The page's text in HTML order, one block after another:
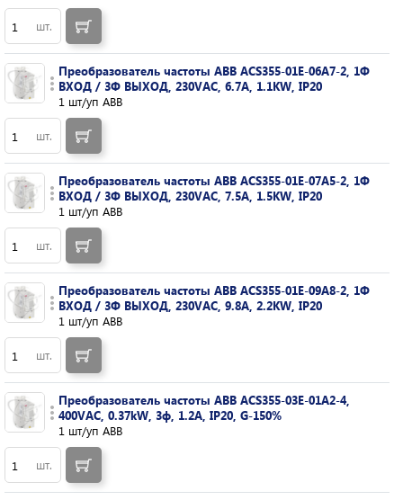
шт.
Преобразователь частоты ABB ACS355-01E-06A7-2, 1Ф
ВХОД / 3Ф ВЫХОД, 230VAC, 6.7A, 1.1KW, IP20
1 шт/уп ABB
шт.
Преобразователь частоты ABB ACS355-01E-07A5-2, 1Ф
ВХОД / 3Ф ВЫХОД, 230VAC, 7.5A, 1.5KW, IP20
1 шт/уп ABB
шт.
Преобразователь частоты ABB ACS355-01E-09A8-2, 1Ф
ВХОД / 3Ф ВЫХОД, 230VAC, 9.8A, 2.2KW, IP20
1 шт/уп ABB
шт.
Преобразователь частоты ABB ACS355-03E-01A2-4,
400VAC, 0.37kW, 3ф, 1.2A, IP20, G-150%
1 шт/уп ABB
шт.